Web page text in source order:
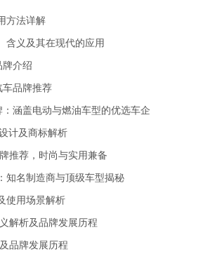
方法详解
含义及其在现代的应用
牌介绍
车品牌推荐
涵盖电动与燃油车型的优选车企
计及商标解析
推荐，时尚与实用兼备
知名制造商与顶级车型揭秘
使用场景解析
解析及品牌发展历程
品牌发展历程